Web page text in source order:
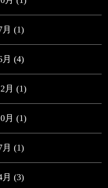
(1)
(4)
月 (1)
月 (1)
(1)
(3)